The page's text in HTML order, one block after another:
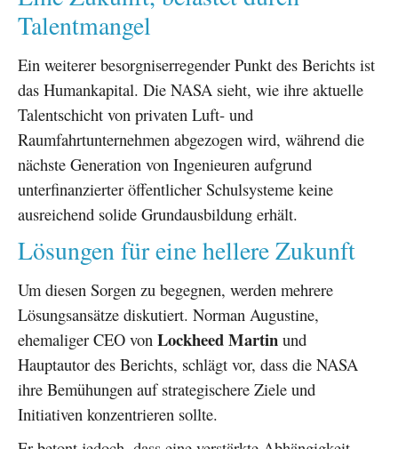
Talentmangel
Ein weiterer besorgniserregender Punkt des Berichts ist
das Humankapital. Die NASA sieht, wie ihre aktuelle
Talentschicht von privaten Luft- und
Raumfahrtunternehmen abgezogen wird, während die
nächste Generation von Ingenieuren aufgrund
unterfinanzierter öffentlicher Schulsysteme keine
ausreichend solide Grundausbildung erhält.
Lösungen für eine hellere Zukunft
Um diesen Sorgen zu begegnen, werden mehrere
Lösungsansätze diskutiert. Norman Augustine,
ehemaliger CEO von Lockheed Martin und
Hauptautor des Berichts, schlägt vor, dass die NASA
ihre Bemühungen auf strategischere Ziele und
Initiativen konzentrieren sollte.